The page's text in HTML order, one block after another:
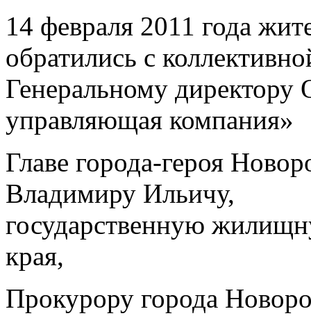
14 февраля 2011 года
обратились с
Генеральному
управляющая компания»
Главе города-героя
Владимиру
государственную
края,
Прокурору города